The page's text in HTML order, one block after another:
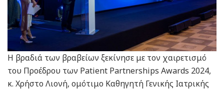
Η βραδιά των βραβείων ξεκίνησε με τον χαιρετισμό
του Προέδρου των Patient Partnerships Awards 2024,
κ. Χρήστο Λιονή, ομότιμο Καθηγητή Γενικής Ιατρικής